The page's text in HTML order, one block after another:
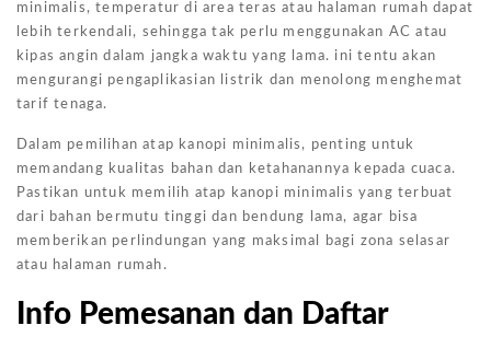
minimalis, temperatur di area teras atau halaman rumah dapat
lebih terkendali, sehingga tak perlu menggunakan AC atau
kipas angin dalam jangka waktu yang lama. ini tentu akan
mengurangi pengaplikasian listrik dan menolong menghemat
tarif tenaga.
Dalam pemilihan atap kanopi minimalis, penting untuk
memandang kualitas bahan dan ketahanannya kepada cuaca.
Pastikan untuk memilih atap kanopi minimalis yang terbuat
dari bahan bermutu tinggi dan bendung lama, agar bisa
memberikan perlindungan yang maksimal bagi zona selasar
atau halaman rumah.
Info Pemesanan dan Daftar